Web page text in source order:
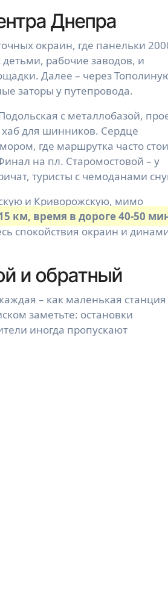
Днепра
окраин, где панельки
детьми, рабочие заводов, и
Далее – через
заторы у путепровода.
с металлобазой,
хаб для шинников. Сердце
где маршрутка часто
на пл. Старомостовой – у
туристы с чемоданами
и Криворожскую, мимо
км, время в дороге 40-50
спокойствия окраин и
и обратный
– как маленькая станция
заметьте: остановки
иногда пропускают